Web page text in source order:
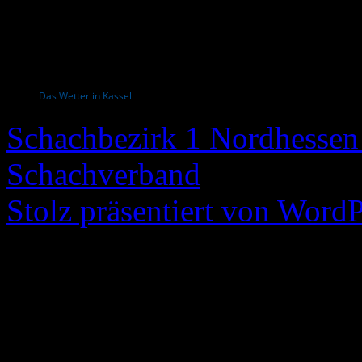
Das Wetter in Kassel
Schachbezirk 1
Schachverband
Stolz präsentiert von